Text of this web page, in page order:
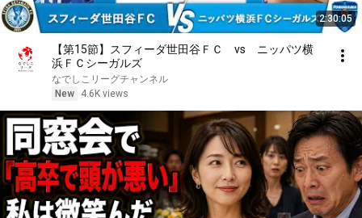
2:30:05
【第15節】スフィーダ世田谷ＦＣ vs ニッパツ横
浜ＦＣシーガルズ
なでしこリーグチャンネル
New
4.6K views